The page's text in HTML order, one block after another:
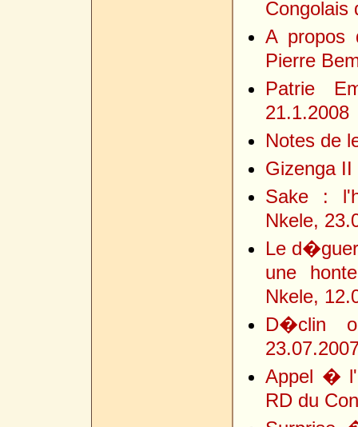
A propos
Pierre
Patrie
21.1.2008
Notes de
Gizenga
Sake :
Nkele,
Le
une
Nkele,
D�clin
Appel �
RD du